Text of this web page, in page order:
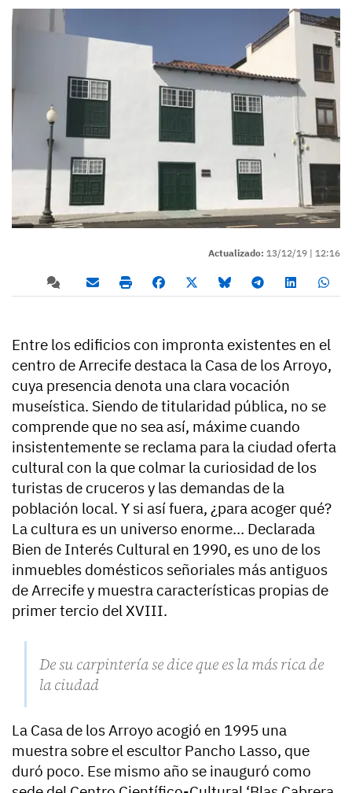
Actualizado: 13/12/19 | 12:16
Entre los edificios con impronta existentes en el
centro de Arrecife destaca la Casa de los Arroyo,
cuya presencia denota una clara vocación
museística. Siendo de titularidad pública, no se
comprende que no sea así, máxime cuando
insistentemente se reclama para la ciudad oferta
cultural con la que colmar la curiosidad de los
turistas de cruceros y las demandas de la
población local. Y si así fuera, ¿para acoger qué?
La cultura es un universo enorme… Declarada
Bien de Interés Cultural en 1990, es uno de los
inmuebles domésticos señoriales más antiguos
de Arrecife y muestra características propias de
primer tercio del XVIII.
De su carpintería se dice que es la más rica de
la ciudad
La Casa de los Arroyo acogió en 1995 una
muestra sobre el escultor Pancho Lasso, que
duró poco. Ese mismo año se inauguró como